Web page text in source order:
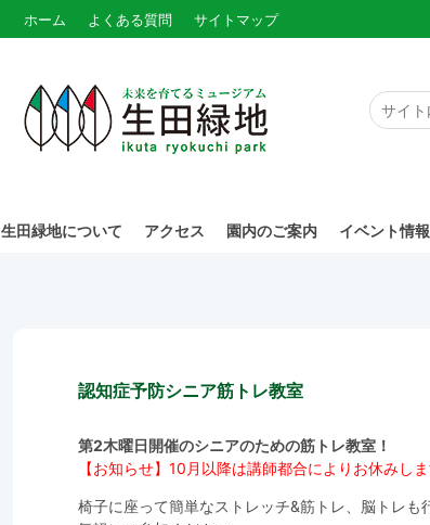
ホーム よくある質問 サイトマップ
生田緑地について アクセス 園内のご案内 イベント情報
認知症予防シニア筋トレ教室
第2木曜日開催のシニアのための筋トレ教室！
【お知らせ】10月以降は講師都合によりお休みし
椅子に座って簡単なストレッチ&筋トレ、脳トレ